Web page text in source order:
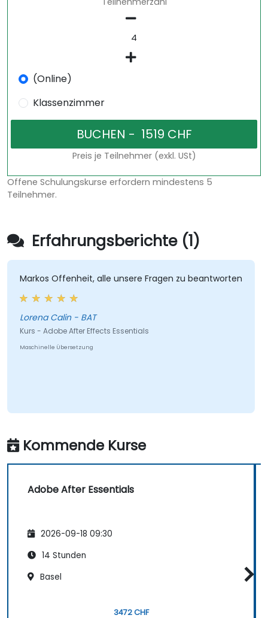
(Online)
Klassenzimmer
Preis je Teilnehmer (exkl. USt)
Offene Schulungskurse erfordern mindestens 5
Teilnehmer.
Erfahrungsberichte (1)
Markos Offenheit, alle unsere Fragen zu beantworten
Lorena Calin - BAT
Kurs - Adobe After Effects Essentials
Maschinelle Übersetzung
Kommende Kurse
Adobe After Essentials
2026-09-18 09:30
14 Stunden
Basel
3472 CHF